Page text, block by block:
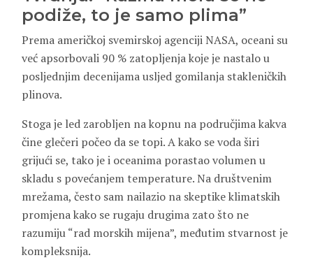
podiže, to je samo plima”
Prema američkoj svemirskoj agenciji NASA, oceani su
već apsorbovali 90 % zatopljenja koje je nastalo u
posljednjim decenijama usljed gomilanja stakleničkih
plinova.
Stoga je led zarobljen na kopnu na područjima kakva
čine glečeri počeo da se topi. A kako se voda širi
grijući se, tako je i oceanima porastao volumen u
skladu s povećanjem temperature. Na društvenim
mrežama, često sam nailazio na skeptike klimatskih
promjena kako se rugaju drugima zato što ne
razumiju “rad morskih mijena”, međutim stvarnost je
kompleksnija.